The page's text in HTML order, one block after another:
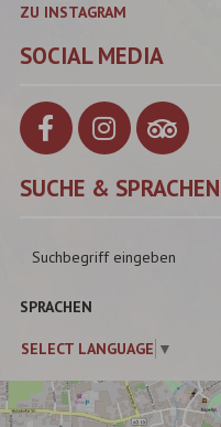
ZU INSTAGRAM
SOCIAL MEDIA
SUCHE & SPRACHEN
SPRACHEN
SELECT LANGUAGE ▼